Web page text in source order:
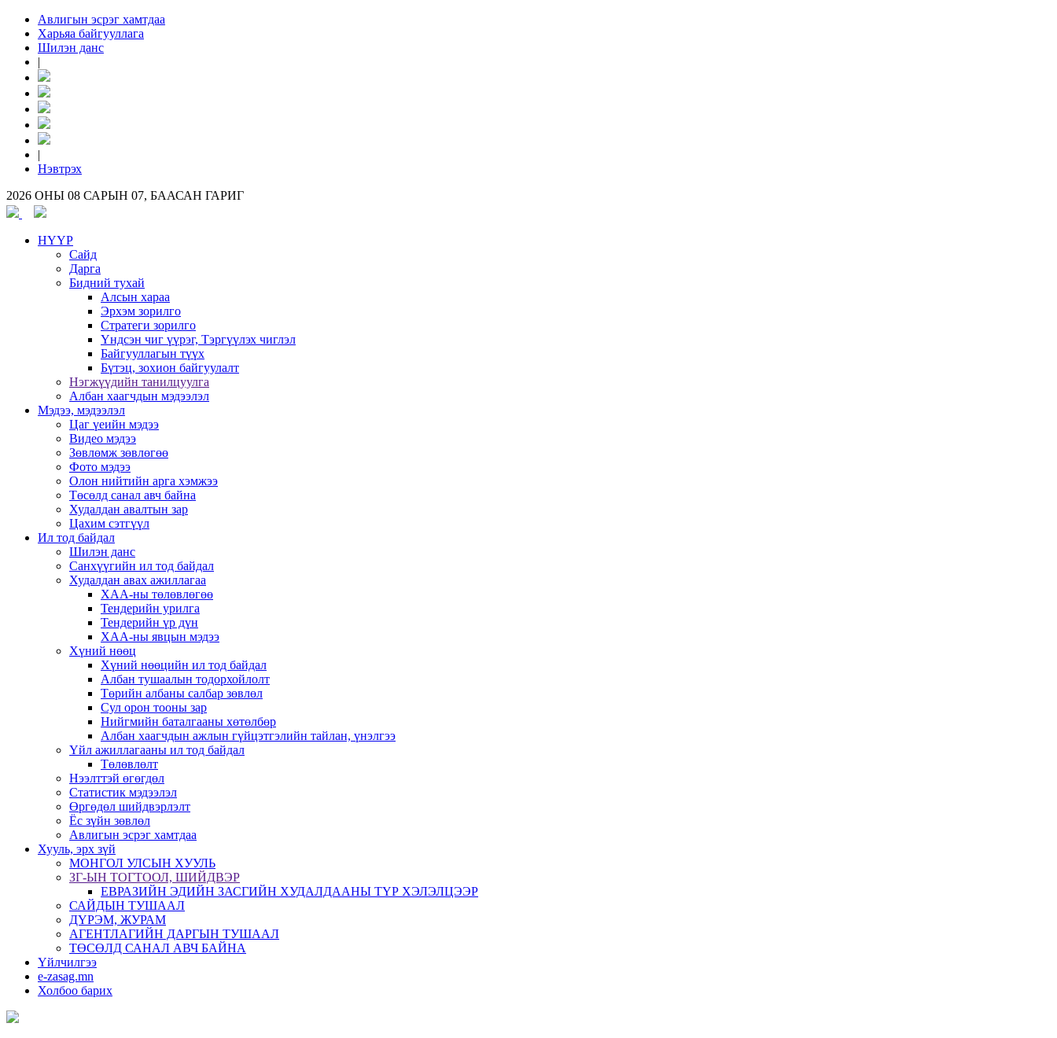
Авлигын эсрэг хамтдаа
Харьяа байгууллага
Шилэн данс
|
|
Нэвтрэх
2026 ОНЫ 08 САРЫН 07, БААСАН ГАРИГ
НҮҮР
Сайд
Дарга
Бидний тухай
Алсын хараа
Эрхэм зорилго
Стратеги зорилго
Үндсэн чиг үүрэг, Тэргүүлэх чиглэл
Байгууллагын түүх
Бүтэц, зохион байгуулалт
Нэгжүүдийн танилцуулга
Албан хаагчдын мэдээлэл
Мэдээ, мэдээлэл
Цаг үеийн мэдээ
Видео мэдээ
Зөвлөмж зөвлөгөө
Фото мэдээ
Олон нийтийн арга хэмжээ
Төсөлд санал авч байна
Худалдан авалтын зар
Цахим сэтгүүл
Ил тод байдал
Шилэн данс
Санхүүгийн ил тод байдал
Худалдан авах ажиллагаа
ХАА-ны төлөвлөгөө
Тендерийн урилга
Тендерийн үр дүн
ХАА-ны явцын мэдээ
Хүний нөөц
Хүний нөөцийн ил тод байдал
Албан тушаалын тодорхойлолт
Төрийн албаны салбар зөвлөл
Сул орон тооны зар
Нийгмийн баталгааны хөтөлбөр
Албан хаагчдын ажлын гүйцэтгэлийн тайлан, үнэлгээ
Үйл ажиллагааны ил тод байдал
Төлөвлөлт
Нээлттэй өгөгдөл
Статистик мэдээлэл
Өргөдөл шийдвэрлэлт
Ёс зүйн зөвлөл
Авлигын эсрэг хамтдаа
Хууль, эрх зүй
МОНГОЛ УЛСЫН ХУУЛЬ
ЗГ-ЫН ТОГТООЛ, ШИЙДВЭР
ЕВРАЗИЙН ЭДИЙН ЗАСГИЙН ХУДАЛДААНЫ ТҮР ХЭЛЭЛЦЭЭР
САЙДЫН ТУШААЛ
ДҮРЭМ, ЖУРАМ
АГЕНТЛАГИЙН ДАРГЫН ТУШААЛ
ТӨСӨЛД САНАЛ АВЧ БАЙНА
Үйлчилгээ
e-zasag.mn
Холбоо барих